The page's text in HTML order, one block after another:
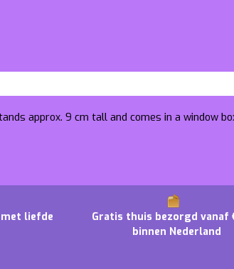
approx. 9 cm tall and comes in a window
liefde
Gratis thuis bezorgd vanaf
binnen Nederland